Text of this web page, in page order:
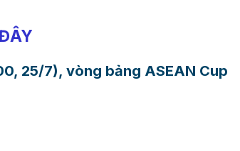
25/7), vòng bảng ASEAN Cup